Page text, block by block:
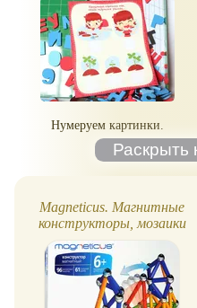
Нумеруем картинки.
Magneticus. Магнитные
конструкторы, мозаики